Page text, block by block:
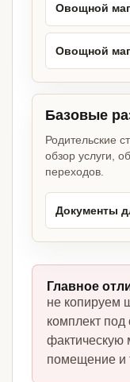
Овощной
Овощной
Базовые
Родительские
обзор услуги,
переходов.
Документы
Главное
не копируем
комплект
фактическую
помещение и